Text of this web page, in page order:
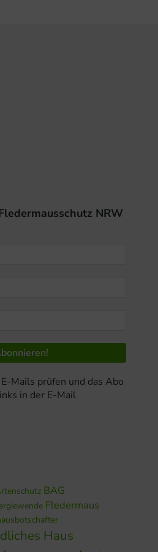
NRW
Mails prüfen und das Abo
in der E-Mail
BAG
Fledermaus
Haus